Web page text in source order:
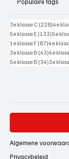
Populaire tags
3e klasse C (228)228
4e
5e klasse E (133)133
5e
1e klasse F (87)87 posts
4e
3e klasse B (43)43 posts
4e
5e klasse B (34)34 posts
3e
Algemene
Privacybeleid